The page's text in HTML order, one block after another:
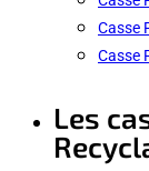
Casse
Casse
Les